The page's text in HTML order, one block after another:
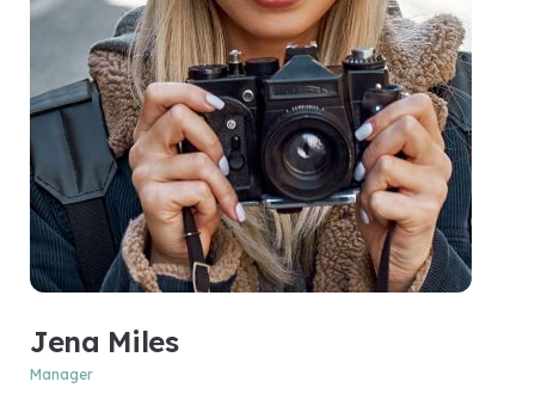
Jena Miles
Manager